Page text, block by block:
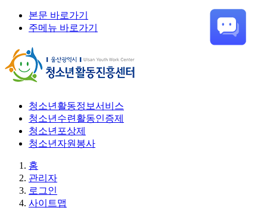
본문 바로가기
주메뉴 바로가기
청소년활동정보서비스
청소년수련활동인증제
청소년포상제
청소년자원봉사
홈
관리자
로그인
사이트맵